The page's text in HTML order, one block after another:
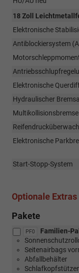
18 Zoll
Elektronische
Antiblockiersystem
Elektronische
Hydraulischer
Elektronische
Start-Stopp-System
Optionale Extras
Pakete
PF0
Familien-
Seitenairbags
Abfallbehälter